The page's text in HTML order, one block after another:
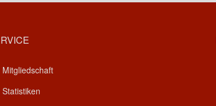
Mitgliedschaft
Statistiken